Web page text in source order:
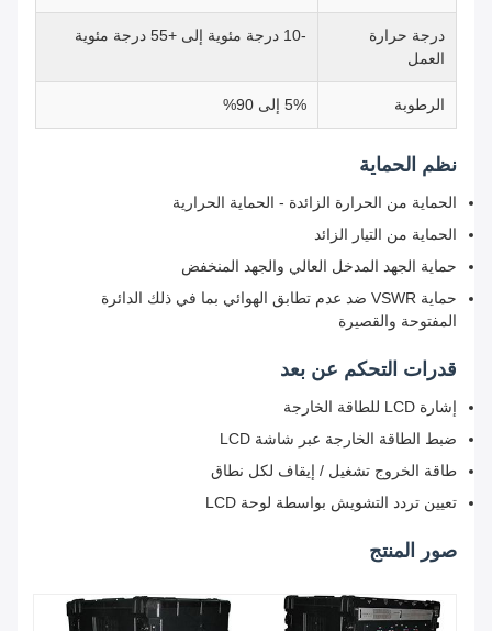
درجة حرارة
العمل
-10 درجة مئوية إلى +55 درجة مئوية
الرطوبة 5% إلى 90%
نظم الحماية
الحماية من الحرارة الزائدة - الحماية الحرارية
الحماية من التيار الزائد
حماية الجهد المدخل العالي والجهد المنخفض
حماية VSWR ضد عدم تطابق الهوائي بما في ذلك الدائرة
المفتوحة والقصيرة
قدرات التحكم عن بعد
إشارة LCD للطاقة الخارجة
ضبط الطاقة الخارجة عبر شاشة LCD
طاقة الخروج تشغيل / إيقاف لكل نطاق
تعيين تردد التشويش بواسطة لوحة LCD
صور المنتج